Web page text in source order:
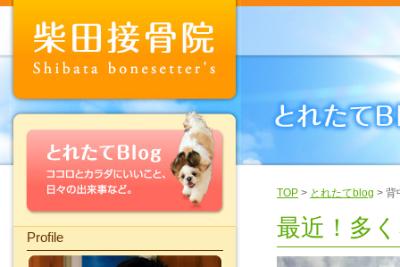
Profile
TOP > とれたてblog > 背
最近！多